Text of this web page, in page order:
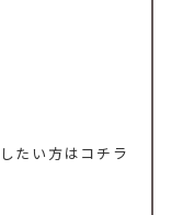
たい方はコチラ